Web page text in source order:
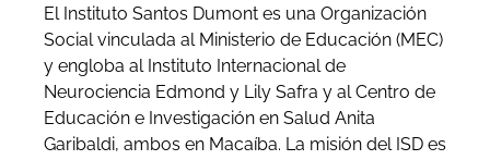
El Instituto Santos Dumont es una Organización
Social vinculada al Ministerio de Educación (MEC)
y engloba al Instituto Internacional de
Neurociencia Edmond y Lily Safra y al Centro de
Educación e Investigación en Salud Anita
Garibaldi, ambos en Macaíba. La misión del ISD es